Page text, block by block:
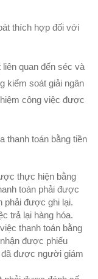
thích hợp đối với
liên quan đến séc và
kiểm soát giải ngân
công việc được
thanh toán bằng tiền
thực hiện bằng
toán phải được
phải được ghi lại.
trả lại hàng hóa.
thanh toán bằng
được phiếu
đã được người giám